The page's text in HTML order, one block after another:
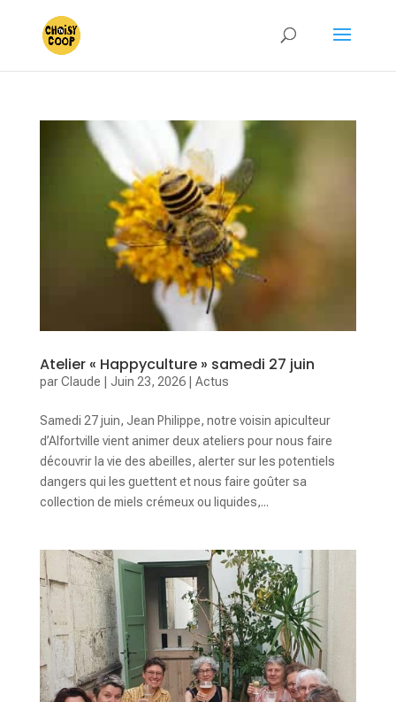
Atelier « Happyculture » samedi 27 juin
parClaude Juin 23, 2026| Actus
Samedi 27 juin, Jean Philippe, notre voisin apiculteur
d’Alfortville vient animer deux ateliers pour nous faire
découvrir la vie des abeilles, alerter sur les potentiels
dangers qui les guettent et nous faire goûter sa
collection de miels crémeux ou liquides,...